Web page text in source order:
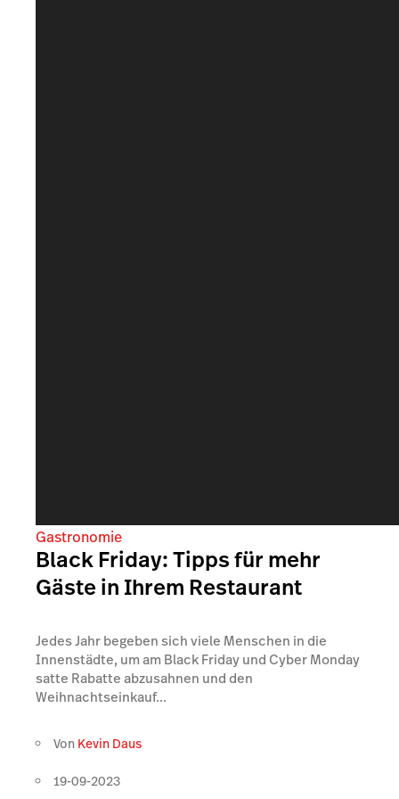
Gastronomie
Black Friday: Tipps für mehr
Gäste in Ihrem Restaurant
Jedes Jahr begeben sich viele Menschen in die
Innenstädte, um am Black Friday und Cyber Monday
satte Rabatte abzusahnen und den
Weihnachtseinkauf...
Von Kevin Daus
19-09-2023